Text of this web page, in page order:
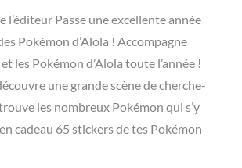
l’éditeur Passe une excellente année
Pokémon d’Alola ! Accompagne
les Pokémon d’Alola toute l’année !
une grande scène de cherche-
les nombreux Pokémon qui s’y
cadeau 65 stickers de tes Pokémon